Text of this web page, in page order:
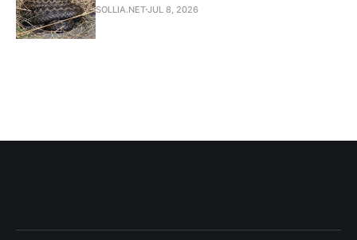
SOLLIA.NETJUL 8, 2026